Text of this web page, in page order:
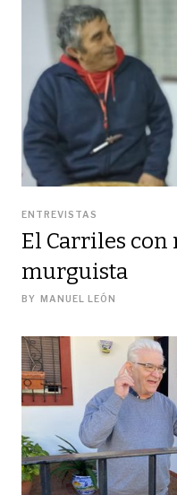
ENTREVISTAS
El Carriles
murguista
BY MANUEL LEÓN